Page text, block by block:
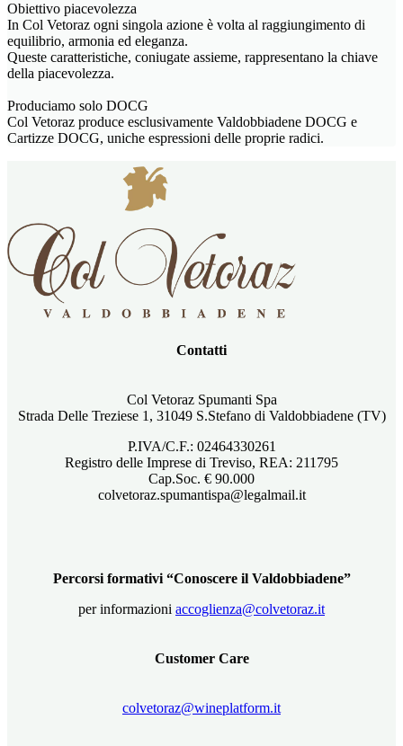
Obiettivo piacevolezza
In Col Vetoraz ogni singola azione è volta al raggiungimento di
equilibrio, armonia ed eleganza.
Queste caratteristiche, coniugate assieme, rappresentano la chiave
della piacevolezza.
Produciamo solo DOCG
Col Vetoraz produce esclusivamente Valdobbiadene DOCG e
Cartizze DOCG, uniche espressioni delle proprie radici.
Contatti
Col Vetoraz Spumanti Spa
Strada Delle Treziese 1, 31049 S.Stefano di Valdobbiadene (TV)
P.IVA/C.F.: 02464330261
Registro delle Imprese di Treviso, REA: 211795
Cap.Soc. € 90.000
colvetoraz.spumantispa@legalmail.it
Percorsi formativi “Conoscere il Valdobbiadene”
per informazioni accoglienza@colvetoraz.it
Customer Care
colvetoraz@wineplatform.it